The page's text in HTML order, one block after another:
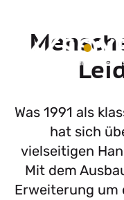
Was 1991 als
hat sich
vielseitigen
Mit dem
Erweiterung um